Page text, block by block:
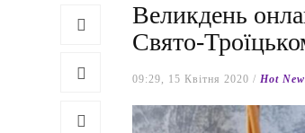
Великдень
Свято-
09:29, 15 Квітня 2020 /Hot